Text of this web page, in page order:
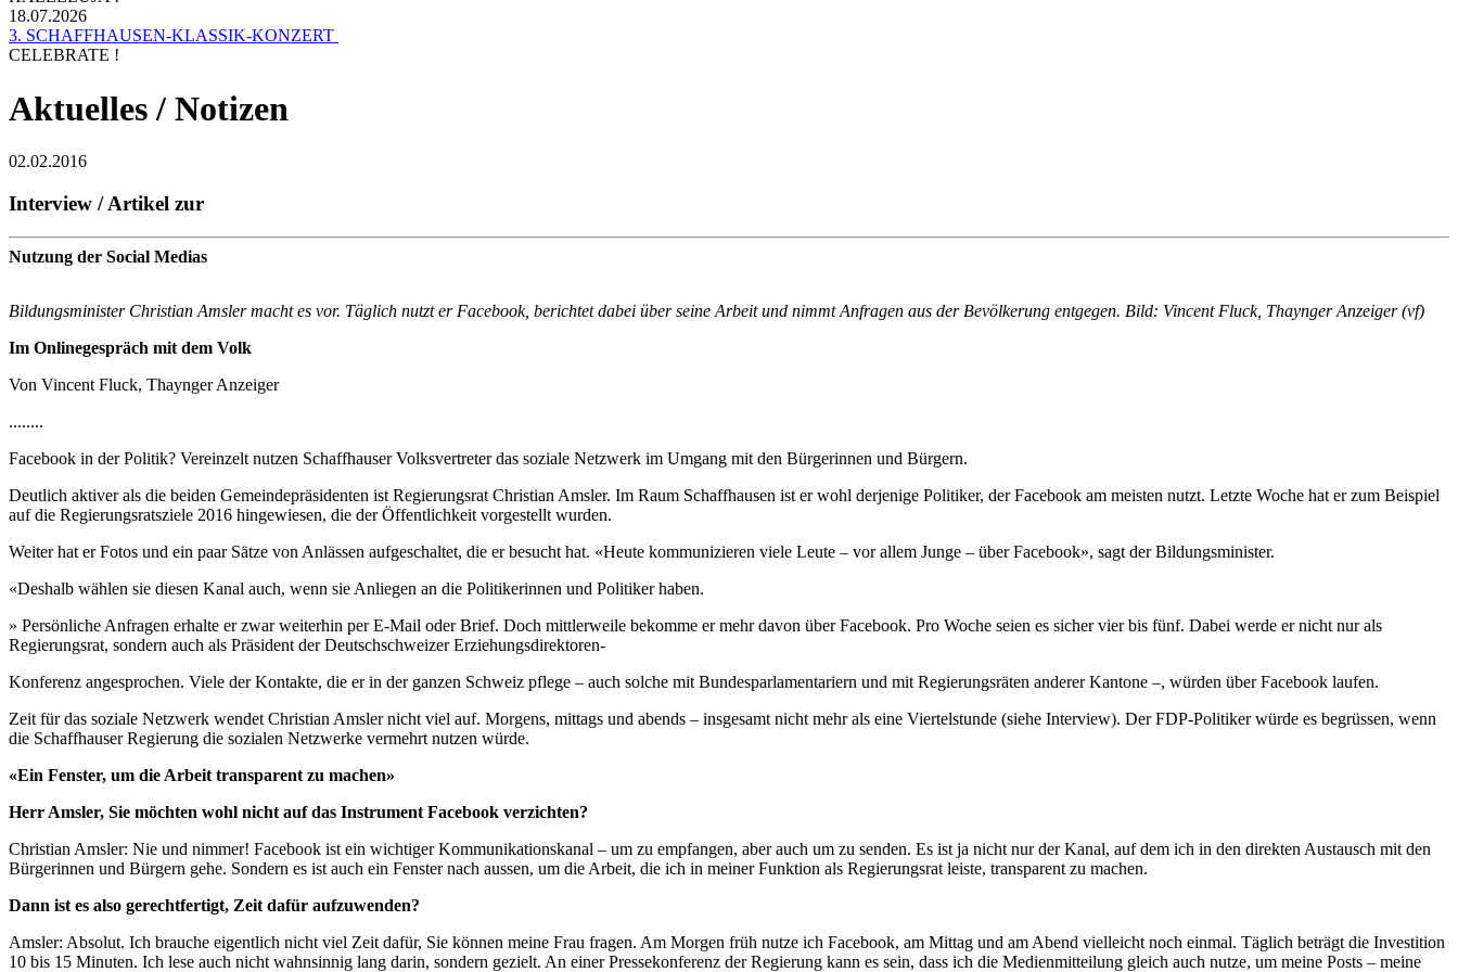
18.07.2026
3. SCHAFFHAUSEN-KLASSIK-KONZERT
CELEBRATE !
Aktuelles / Notizen
02.02.2016
Interview / Artikel zur
Nutzung der Social Medias
Bildungsminister Christian Amsler macht es vor. Täglich nutzt er Facebook, berichtet dabei über seine Arbeit und nimmt Anfragen aus der Bevölkerung entgegen. Bild: Vincent Fluck, Thaynger Anzeiger (vf)
Im Onlinegespräch mit dem Volk
Von Vincent Fluck, Thaynger Anzeiger
........
Facebook in der Politik? Vereinzelt nutzen Schaffhauser Volksvertreter das soziale Netzwerk im Umgang mit den Bürgerinnen und Bürgern.
Deutlich aktiver als die beiden Gemeindepräsidenten ist Regierungsrat Christian Amsler. Im Raum Schaffhausen ist er wohl derjenige Politiker, der Facebook am meisten nutzt. Letzte Woche hat er zum Beispiel
auf die Regierungsratsziele 2016 hingewiesen, die der Öffentlichkeit vorgestellt wurden.
Weiter hat er Fotos und ein paar Sätze von Anlässen aufgeschaltet, die er besucht hat. «Heute kommunizieren viele Leute – vor allem Junge – über Facebook», sagt der Bildungsminister.
«Deshalb wählen sie diesen Kanal auch, wenn sie Anliegen an die Politikerinnen und Politiker haben.
» Persönliche Anfragen erhalte er zwar weiterhin per E-Mail oder Brief. Doch mittlerweile bekomme er mehr davon über Facebook. Pro Woche seien es sicher vier bis fünf. Dabei werde er nicht nur als
Regierungsrat, sondern auch als Präsident der Deutschschweizer Erziehungsdirektoren-
Konferenz angesprochen. Viele der Kontakte, die er in der ganzen Schweiz pflege – auch solche mit Bundesparlamentariern und mit Regierungsräten anderer Kantone –, würden über Facebook laufen.
Zeit für das soziale Netzwerk wendet Christian Amsler nicht viel auf. Morgens, mittags und abends – insgesamt nicht mehr als eine Viertelstunde (siehe Interview). Der FDP-Politiker würde es begrüssen, wenn
die Schaffhauser Regierung die sozialen Netzwerke vermehrt nutzen würde.
«Ein Fenster, um die Arbeit transparent zu machen»
Herr Amsler, Sie möchten wohl nicht auf das Instrument Facebook verzichten?
Christian Amsler: Nie und nimmer! Facebook ist ein wichtiger Kommunikationskanal – um zu empfangen, aber auch um zu senden. Es ist ja nicht nur der Kanal, auf dem ich in den direkten Austausch mit den
Bürgerinnen und Bürgern gehe. Sondern es ist auch ein Fenster nach aussen, um die Arbeit, die ich in meiner Funktion als Regierungsrat leiste, transparent zu machen.
Dann ist es also gerechtfertigt, Zeit dafür aufzuwenden?
Amsler: Absolut. Ich brauche eigentlich nicht viel Zeit dafür, Sie können meine Frau fragen. Am Morgen früh nutze ich Facebook, am Mittag und am Abend vielleicht noch einmal. Täglich beträgt die Investition
10 bis 15 Minuten. Ich lese auch nicht wahnsinnig lang darin, sondern gezielt. An einer Pressekonferenz der Regierung kann es sein, dass ich die Medienmitteilung gleich auch nutze, um meine Posts – meine